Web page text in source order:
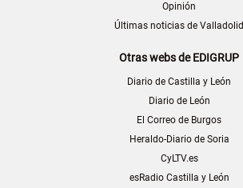
Opinión
Últimas noticias de Valladolid
Otras webs de EDIGRUP
Diario de Castilla y León
Diario de León
El Correo de Burgos
Heraldo-Diario de Soria
CyLTV.es
esRadio Castilla y León